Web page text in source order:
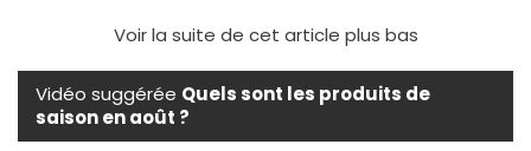
Voir la suite de cet article plus bas
Vidéo suggérée Quels sont les produits de
saison en août ?